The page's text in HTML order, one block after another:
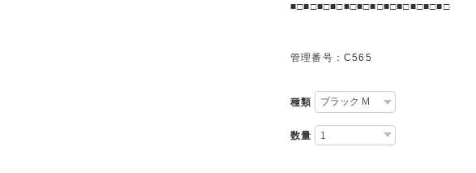
■□■□■□■□■□■□■□■□■□■□■□■□
管理番号：C565
種類
数量